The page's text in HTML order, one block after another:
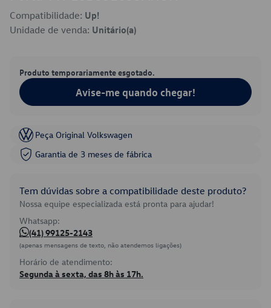
Compatibilidade: Up!
Unidade de venda: Unitário(a)
Produto temporariamente esgotado.
Avise-me quando chegar!
Peça Original Volkswagen
Garantia de 3 meses de fábrica
Tem dúvidas sobre a compatibilidade deste produto?
Nossa equipe especializada está pronta para ajudar!
Whatsapp:
(41) 99125-2143
(apenas mensagens de texto, não atendemos ligações)
Horário de atendimento:
Segunda à sexta, das 8h às 17h.